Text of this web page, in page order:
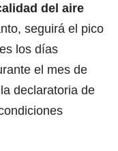
del aire
seguirá el pico
los días
el mes de
declaratoria de